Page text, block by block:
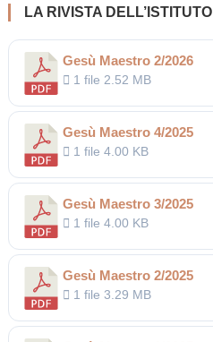
LA RIVISTA DELL’ISTITUTO
Gesù Maestro 2/2026
1 file 2.52 MB
Gesù Maestro 4/2025
1 file4.00 KB
Gesù Maestro 3/2025
1 file4.00 KB
Gesù Maestro 2/2025
1 file3.29 MB